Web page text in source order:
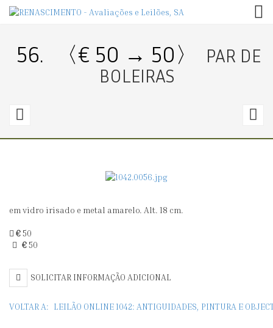
56. 〈€ 50 → 50〉
PAR DE
BOLEIRAS
〈€
JARRO
ARTE
NOVA
em vidro irisado e metal amarelo. Alt. 18 cm.
€50
€50
SOLICITAR INFORMAÇÃO ADICIONAL
VOLTAR A: LEILÃO ONLINE 1042: ANTIGUIDADES, PINTURA E